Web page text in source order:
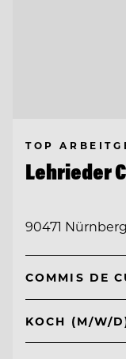
TOP
Lehrieder
90471
COMMIS DE
KOCH (M/W/